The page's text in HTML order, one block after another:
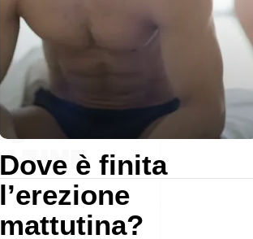
Dove è finita
l’erezione
mattutina?